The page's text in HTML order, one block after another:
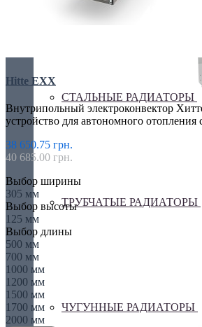
СТАЛЬНЫЕ РАДИАТОРЫ
ТРУБЧАТЫЕ РАДИАТОРЫ
ЧУГУННЫЕ РАДИАТОРЫ
Hitte EXX
Внутрипольный электроконвектор
устройство для автономного отопления
38 650.75 грн.
40 685.00 грн.
Выбор ширины
305 мм
Выбор высоты
125 мм
Выбор длины
500 мм
700 мм
1000 мм
1200 мм
1500 мм
1700 мм
2000 мм